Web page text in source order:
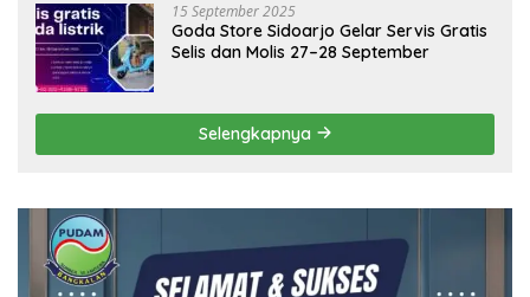
15 September 2025
Goda Store Sidoarjo Gelar Servis Gratis
Selis dan Molis 27–28 September
Selengkapnya